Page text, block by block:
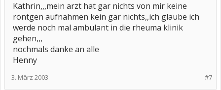
Kathrin,,,mein arzt hat gar nichts von mir keine
röntgen aufnahmen kein gar nichts,,ich glaube ich
werde noch mal ambulant in die rheuma klinik
gehen,,,
nochmals danke an alle
Henny
#7
3. März 2003